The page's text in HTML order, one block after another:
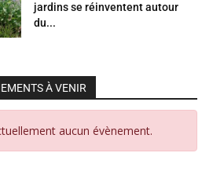
jardins se réinventent autour
du...
À VENIR
aucun évènement.